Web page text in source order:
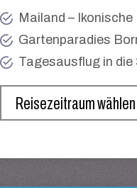
Mailand –
Gartenparadies
Tagesausflug in die